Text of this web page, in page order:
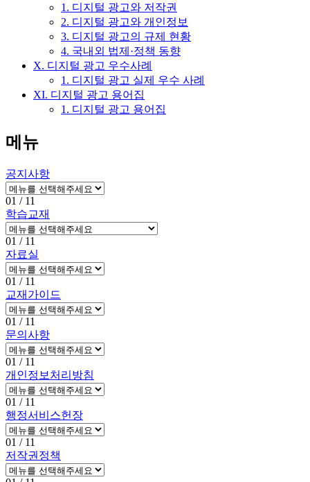
1. 디지털 광고와 저작권
2. 디지털 광고와 개인정보
3. 디지털 광고의 규제 현황
4. 국내외 법제·정책 동향
X. 디지털 광고 우수사례
1. 디지털 광고 실제 우수 사례
XI. 디지털 광고 용어집
1. 디지털 광고 용어집
메뉴
공지사항
01 / 11
학습교재
01 / 11
자료실
01 / 11
교재가이드
01 / 11
문의사항
01 / 11
개인정보처리방침
01 / 11
행정서비스헌장
01 / 11
저작권정책